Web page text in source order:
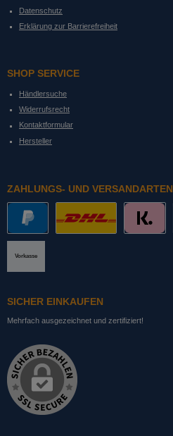
Datenschutz
Erklärung zur Barrierefreiheit
SHOP SERVICE
Händlersuche
Widerrufsrecht
Kontaktformular
Hersteller
ZAHLUNGS- UND VERSANDARTEN
Vorkasse
SICHER EINKAUFEN
Mehrfach ausgezeichnet und zertifiziert!